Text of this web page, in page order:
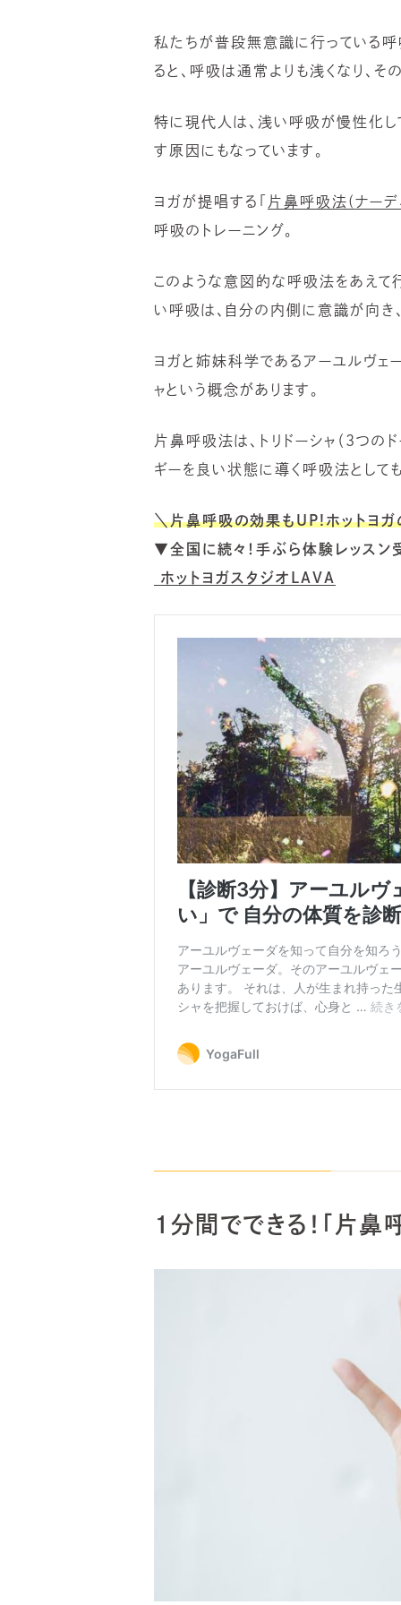
私たちが普段無意識に行っている呼
ると、呼吸は通常よりも浅くなり、そ
特に現代人は、浅い呼吸が慢性化し
す原因にもなっています。
ヨガが提唱する「
片鼻呼吸法(ナーデ
呼吸のトレーニング。
このような意図的な呼吸法をあえて
い呼吸は、自分の内側に意識が向き
ヨガと姉妹科学であるアーユルヴェ
ャという概念があります。
片鼻呼吸法は、トリドーシャ（3つの
ギーを良い状態に導く呼吸法として
＼片鼻呼吸の効果もUP!ホットヨ
▼全国に続々！手ぶら体験レッスン
ホットヨガスタジオLAVA
1分間でできる！「片鼻